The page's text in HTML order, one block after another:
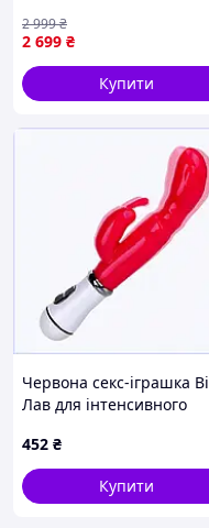
2 699 ₴
2 999₴
Купити
Червона секс-іграшка Ві
Лав для інтенсивного
452 ₴
Купити